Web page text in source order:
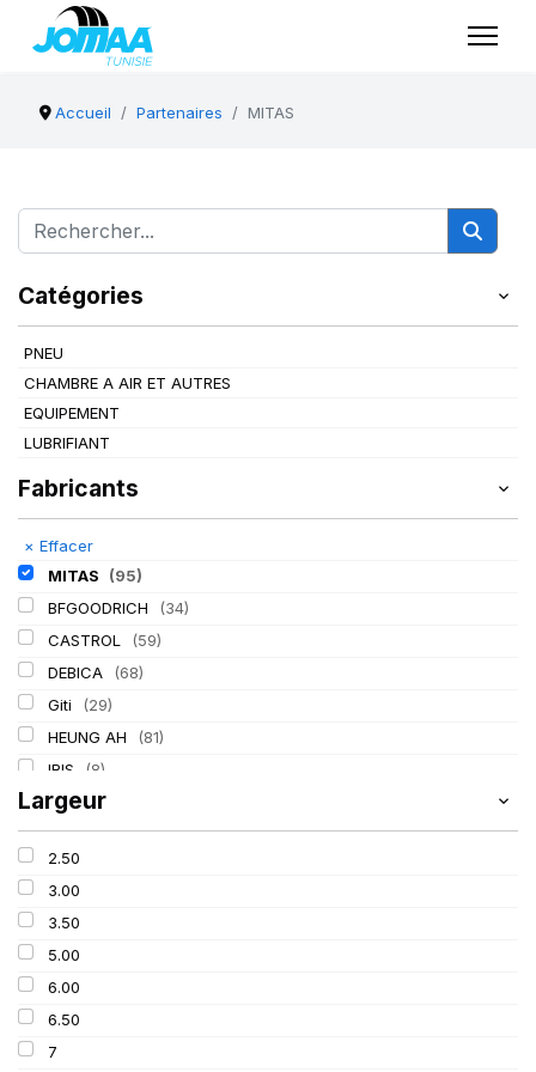
Accueil Partenaires MITAS
Catégories
PNEU
CHAMBRE A AIR ET AUTRES
EQUIPEMENT
LUBRIFIANT
Fabricants
× Effacer
MITAS
(95)
BFGOODRICH
(34)
CASTROL
(59)
DEBICA
(68)
Giti
(29)
HEUNG AH
(81)
IRIS
(8)
ITALMATIC
KLEBER (116)
LASSA
LING LONG
MICHELIN
Mondolfo ferro
PIRELLI
PROMETEON
SCHRADER
Largeur
2.50
3.00
3.50
5.00
6.00
6.50
7